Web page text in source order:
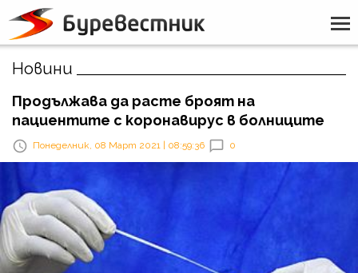
Новини
Продължава да расте броят на
пациентите с коронавирус в болниците
Понеделник, 08 Март 2021 | 08:59:36 0